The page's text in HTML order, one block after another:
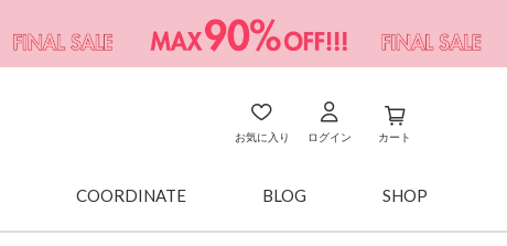
お気に入り ログイン カート
COORDINATE BLOG SHOP